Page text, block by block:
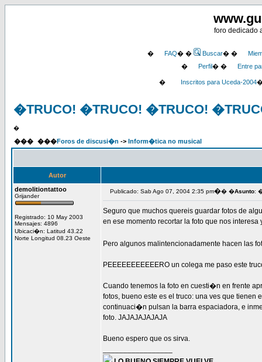
foro dedicado
� FAQ� � Buscar� �
�
Perfil� � Entre
� Inscritos para Uceda-2004
�TRUCO! �TRUCO! �TRUCO!
�
��� ���Foros de discusi�n -> Inform�tica no musical
Autor
demolitiontattoo
Grijander
Registrado: 10 May 2003
Mensajes: 4896
Ubicaci�n: Latitud 43.22
Norte Longitud 08.23 Oeste
Publicado: Sab Ago 07, 2004 2:35 pm�� �Asunto:
Seguro que muchos quereis guardar fotos de
en ese momento recortar la foto que nos interesa
Pero algunos malintencionadamente hacen las
PEEEEEEEEEEERO un colega me paso este
Cuando tenemos la foto en cuesti�n en frente
fotos, bueno este es el truco: una ves que tienen
continuaci�n pulsan la barra espaciadora, e
foto. JAJAJAJAJAJA
Bueno espero que os sirva.